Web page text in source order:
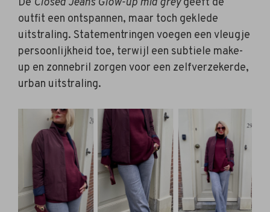
outfit een ontspannen, maar toch geklede
uitstraling. Statementringen voegen een vleugje
persoonlijkheid toe, terwijl een subtiele make-
up en zonnebril zorgen voor een zelfverzekerde,
urban uitstraling.